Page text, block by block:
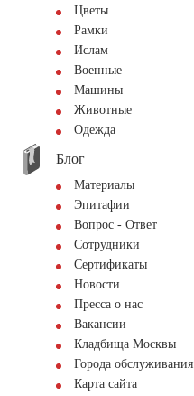
Цветы
Рамки
Ислам
Военные
Машины
Животные
Одежда
Блог
Материалы
Эпитафии
Вопрос - Ответ
Сотрудники
Сертификаты
Новости
Пресса о нас
Вакансии
Кладбища Москвы
Города обслуживания
Карта сайта